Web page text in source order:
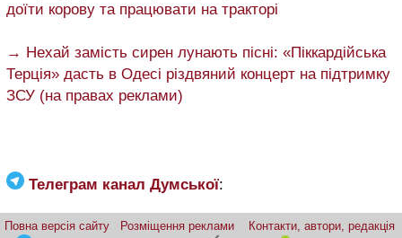
доїти корову та працювати на тракторі
→ Нехай замість сирен лунають пісні: «Піккардійська
Терція» дасть в Одесі різдвяний концерт на підтримку
ЗСУ (на правах реклами)
Телеграм канал Думської:
Повна версія сайту Розміщення реклами
Контакти, автори, редакція